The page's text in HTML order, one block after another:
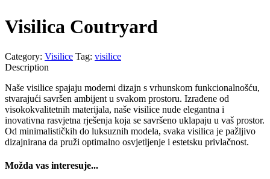
Visilica Coutryard
Category: Visilice Tag: visilice
Description
Naše visilice spajaju moderni dizajn s vrhunskom funkcionalnošću,
stvarajući savršen ambijent u svakom prostoru. Izrađene od
visokokvalitetnih materijala, naše visilice nude elegantna i
inovativna rasvjetna rješenja koja se savršeno uklapaju u vaš prostor.
Od minimalističkih do luksuznih modela, svaka visilica je pažljivo
dizajnirana da pruži optimalno osvjetljenje i estetsku privlačnost.
Možda vas interesuje...